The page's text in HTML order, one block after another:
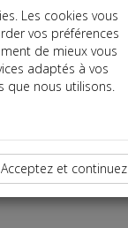
Les cookies vous
vos préférences
de mieux vous
adaptés à vos
que nous utilisons.
Acceptez et continuez